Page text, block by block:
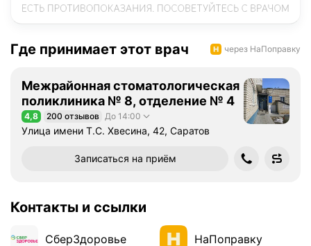
Где принимает этот врач через НаПоправку
Межрайонная стоматологическая
поликлиника № 8, отделение № 4
Рейтинг 4,8 из 5
4,8 200 отзывов До 14:00
Улица имени Т.С. Хвесина, 42, Саратов
Записаться на приём
Контакты и ссылки
СберЗдоровье НаПоправку